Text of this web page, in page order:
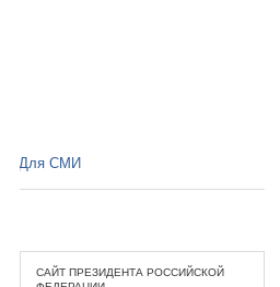
Для СМИ
САЙТ ПРЕЗИДЕНТА РОССИЙСКОЙ